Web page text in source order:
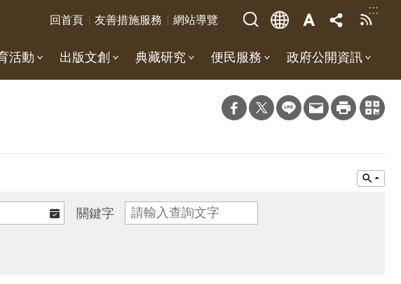
:::
回首頁 友善措施服務 網站導覽
活動 出版文創 典藏研究 便民服務 政府公開資訊
關鍵字